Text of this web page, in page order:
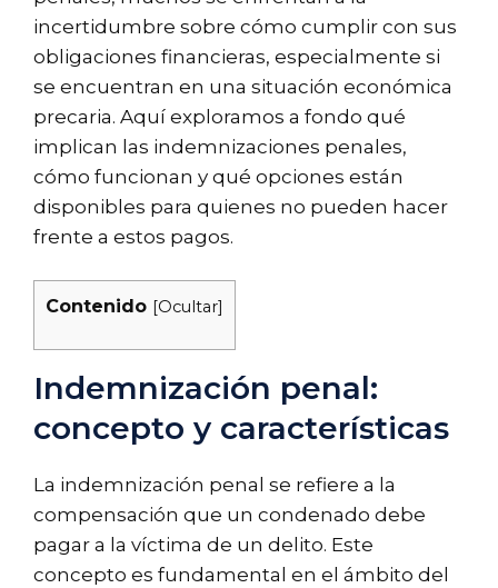
incertidumbre sobre cómo cumplir con sus
obligaciones financieras, especialmente si
se encuentran en una situación económica
precaria. Aquí exploramos a fondo qué
implican las indemnizaciones penales,
cómo funcionan y qué opciones están
disponibles para quienes no pueden hacer
frente a estos pagos.
Contenido [Ocultar]
Indemnización penal:
concepto y características
La indemnización penal se refiere a la
compensación que un condenado debe
pagar a la víctima de un delito. Este
concepto es fundamental en el ámbito del